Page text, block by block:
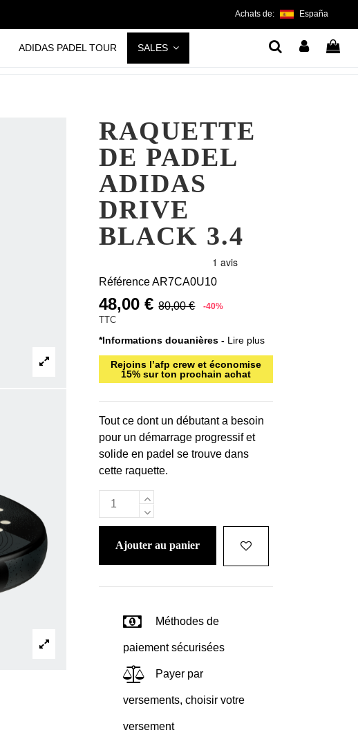
Achats de: España
ADIDAS PADEL TOUR SALES
RAQUETTE
DE PADEL
ADIDAS
DRIVE
BLACK 3.4
RéférenceAR7CA0U10
48,00 € 80,00 € -40%
TTC
*Informations douanières - Lire plus
Rejoins l’afp crew et économise
15% sur ton prochain achat
Tout ce dont un débutant a besoin
pour un démarrage progressif et
solide en padel se trouve dans
cette raquette.
ajouter au panier
Méthodes de
paiement sécurisées
Payer par
versements, choisir votre
versement